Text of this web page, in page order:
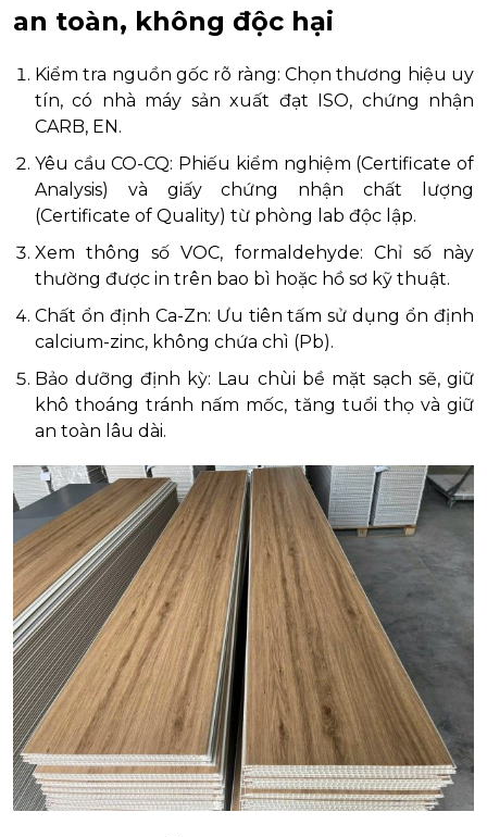
an toàn, không độc hại
Kiểm tra nguồn gốc rõ ràng: Chọn thương hiệu uy
tín, có nhà máy sản xuất đạt ISO, chứng nhận
CARB, EN.
Yêu cầu CO-CQ: Phiếu kiểm nghiệm (Certificate of
Analysis) và giấy chứng nhận chất lượng
(Certificate of Quality) từ phòng lab độc lập.
Xem thông số VOC, formaldehyde: Chỉ số này
thường được in trên bao bì hoặc hồ sơ kỹ thuật.
Chất ổn định Ca-Zn: Ưu tiên tấm sử dụng ổn định
calcium-zinc, không chứa chì (Pb).
Bảo dưỡng định kỳ: Lau chùi bề mặt sạch sẽ, giữ
khô thoáng tránh nấm mốc, tăng tuổi thọ và giữ
an toàn lâu dài.